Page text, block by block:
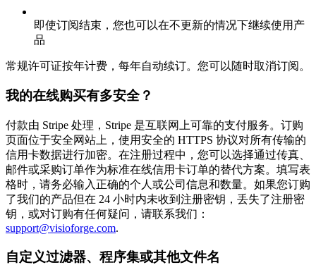
即使订阅结束，您也可以在不更新的情况下继续使用产
品
常规许可证按年计费，每年自动续订。您可以随时取消订阅。
我的在线购买有多安全？
付款由 Stripe 处理，Stripe 是互联网上可靠的支付服务。订购
页面位于安全网站上，使用安全的 HTTPS 协议对所有传输的
信用卡数据进行加密。在注册过程中，您可以选择通过传真、
邮件或采购订单作为标准在线信用卡订单的替代方案。填写表
格时，请务必输入正确的个人或公司信息和数量。如果您订购
了我们的产品但在 24 小时内未收到注册密钥，丢失了注册密
钥，或对订购有任何疑问，请联系我们：
support@visioforge.com.
自定义过滤器、程序集或其他文件名